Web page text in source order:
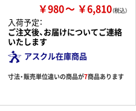
￥980 ￥6,810
入荷予定：
ご注文後、お届けについてご連絡
いたします
アスクル在庫商品
寸法・販売単位違いの商品が7商品あります